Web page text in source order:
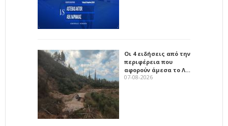
Οι 4 ειδήσεις από την
περιφέρεια που
αφορούν άμεσα το Λ…
07-08-2026